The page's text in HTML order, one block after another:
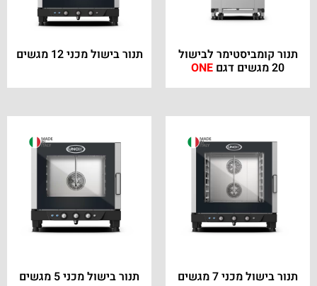
תנור קומביסטימר לבישול
20 מגשים דגם ONE
תנור בישול מכני 12 מגשים
תנור בישול מכני 7 מגשים תנור בישול מכני 5 מגשים